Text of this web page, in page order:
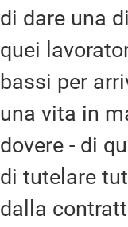
di dare una
quei
bassi per
una vita in
dovere - di
di tutelare
dalla